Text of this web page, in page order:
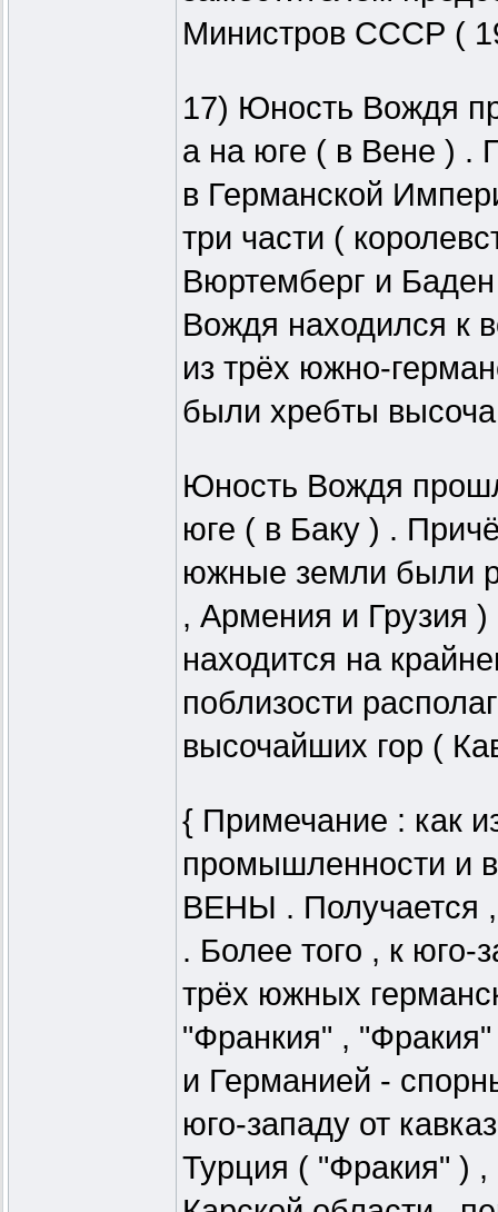
Министров СССР (
17) Юность Вождя
а на юге ( в Вене ) .
в Германской
три части (
Вюртемберг и
Вождя находился к
из трёх южно-
были хребты
Юность Вождя
юге ( в Баку ) .
южные земли были
, Армения и Грузия )
находится на
поблизости
высочайших гор (
{ Примечание : как
промышленности и
ВЕНЫ . Получается ,
. Более того , к юго-
трёх южных
"Франкия" ,
и Германией -
юго-западу от
Турция ( "Фракия" )